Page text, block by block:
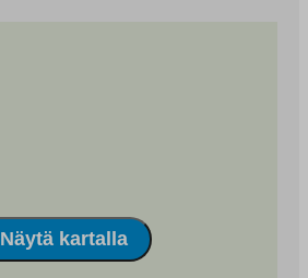
Näytä kartalla